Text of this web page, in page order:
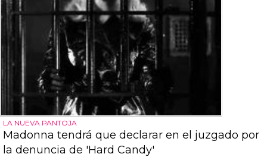
LA NUEVA PANTOJA
Madonna tendrá que declarar en el juzgado por
la denuncia de 'Hard Candy'